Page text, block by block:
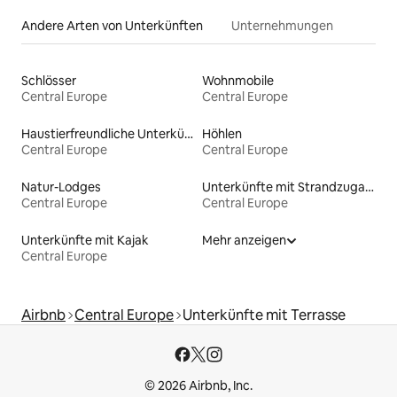
Andere Arten von Unterkünften Unternehmungen
Schlösser
Central Europe
Wohnmobile
Central Europe
Haustierfreundliche Unterkünfte
Central Europe
Höhlen
Central Europe
Natur-Lodges
Central Europe
Unterkünfte mit Strandzugang
Central Europe
Unterkünfte mit Kajak
Central Europe
Mehr anzeigen
Airbnb Central Europe Unterkünfte mit Terrasse
© 2026 Airbnb, Inc.